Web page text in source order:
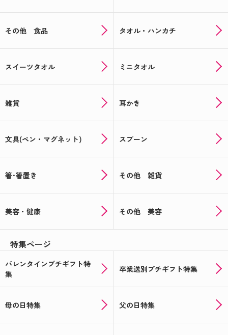
その他 食品 タオル・ハンカチ
スイーツタオル ミニタオル
雑貨 耳かき
文具(ペン・マグネット) スプーン
箸･箸置き その他 雑貨
美容・健康 その他 美容
特集ページ
バレンタインプチギフト特
集
卒業送別プチギフト特集
母の日特集 父の日特集